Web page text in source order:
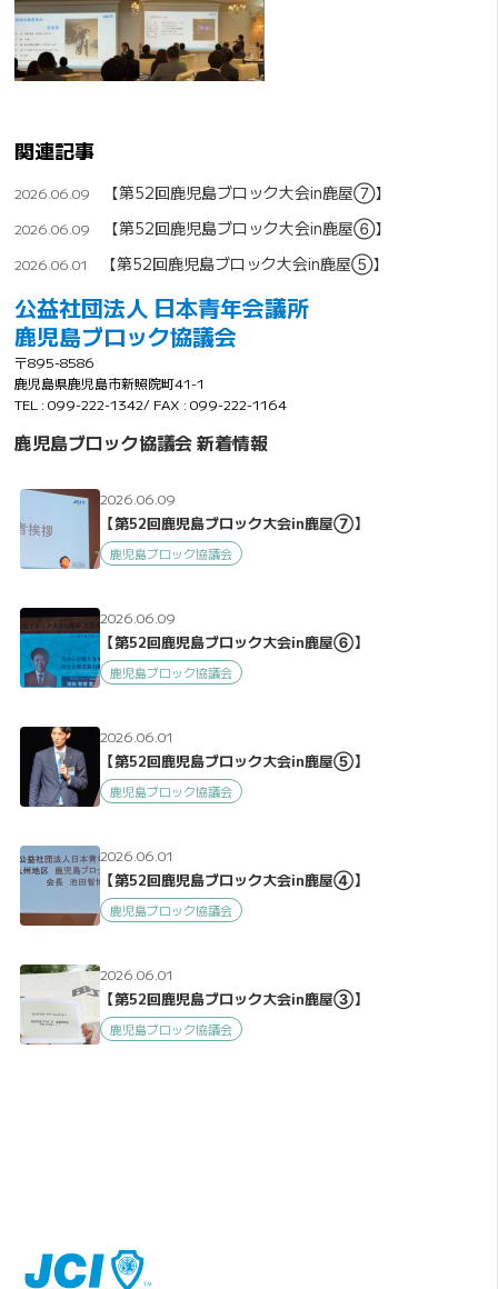
関連記事
2026.06.09 【第52回鹿児島ブロック大会in鹿屋⑦】
2026.06.09 【第52回鹿児島ブロック大会in鹿屋⑥】
2026.06.01 【第52回鹿児島ブロック大会in鹿屋⑤】
公益社団法人 日本青年会議所
鹿児島ブロック協議会
〒895-8586
鹿児島県鹿児島市新照院町41-1
TEL : 099-222-1342/ FAX : 099-222-1164
鹿児島ブロック協議会 新着情報
2026.06.09
【第52回鹿児島ブロック大会in鹿屋⑦】
鹿児島ブロック協議会
2026.06.09
【第52回鹿児島ブロック大会in鹿屋⑥】
鹿児島ブロック協議会
2026.06.01
【第52回鹿児島ブロック大会in鹿屋⑤】
鹿児島ブロック協議会
2026.06.01
【第52回鹿児島ブロック大会in鹿屋④】
鹿児島ブロック協議会
2026.06.01
【第52回鹿児島ブロック大会in鹿屋③】
鹿児島ブロック協議会